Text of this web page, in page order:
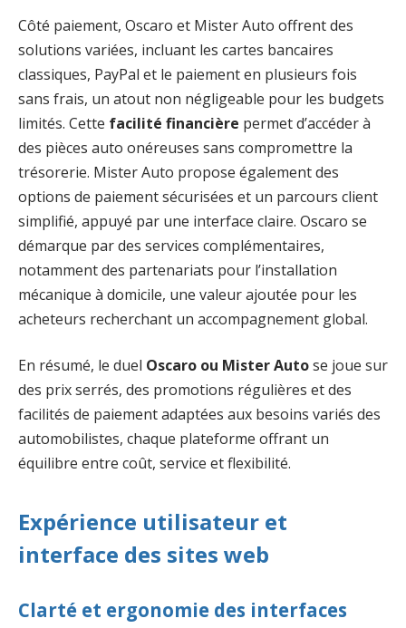
Côté paiement, Oscaro et Mister Auto offrent des
solutions variées, incluant les cartes bancaires
classiques, PayPal et le paiement en plusieurs fois
sans frais, un atout non négligeable pour les budgets
limités. Cette facilité financière permet d’accéder à
des pièces auto onéreuses sans compromettre la
trésorerie. Mister Auto propose également des
options de paiement sécurisées et un parcours client
simplifié, appuyé par une interface claire. Oscaro se
démarque par des services complémentaires,
notamment des partenariats pour l’installation
mécanique à domicile, une valeur ajoutée pour les
acheteurs recherchant un accompagnement global.
En résumé, le duel Oscaro ou Mister Autose joue sur
des prix serrés, des promotions régulières et des
facilités de paiement adaptées aux besoins variés des
automobilistes, chaque plateforme offrant un
équilibre entre coût, service et flexibilité.
Expérience utilisateur et
interface des sites web
Clarté et ergonomie des interfaces